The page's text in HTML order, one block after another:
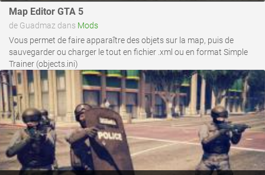
Map Editor GTA 5
de Guadmaz dans Mods
Vous permet de faire apparaître des objets sur la map, puis de
sauvegarder ou charger le tout en fichier .xml ou en format Simple
Trainer (objects.ini)